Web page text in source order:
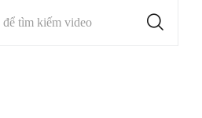
tìm kiếm video